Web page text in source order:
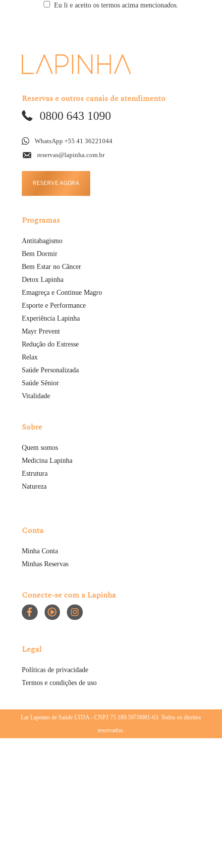
Eu li e aceito os termos acima mencionados.
Reservas e outros canais de atendimento
0800 643 1090
WhatsApp +55 41 36221044
reservas@lapinha.com.br
RESERVE AGORA
Programas
Antitabagismo
Bem Dormir
Bem Estar no Câncer
Detox Lapinha
Emagreça e Continue Magro
Esporte e Performance
Experiência Lapinha
Mayr Prevent
Redução do Estresse
Relax
Saúde Personalizada
Saúde Sênior
Vitalidade
Sobre
Quem somos
Medicina Lapinha
Estrutura
Natureza
Conta
Minha Conta
Minhas Reservas
Conecte-se com a Lapinha
Legal
Políticas de privacidade
Termos e condições de uso
Lar Lapeano de Saúde LTDA - CNPJ 75.189.597/0001-63. Todos os direitos
reservados.